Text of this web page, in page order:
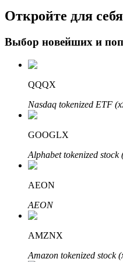
Блокировки BTR
Откройте для
Выбор новейших и
QQQX
Nasdaq tokenized ETF
GOOGLX
Alphabet tokenized stock
AEON
AEON
AMZNX
Amazon tokenized stock